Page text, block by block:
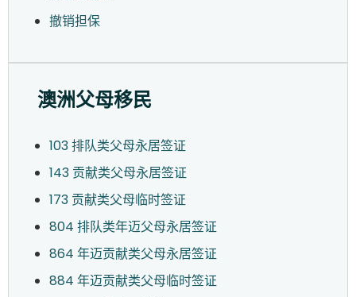
撤销担保
澳洲父母移民
103 排队类父母永居签证
143 贡献类父母永居签证
173 贡献类父母临时签证
804 排队类年迈父母永居签证
864 年迈贡献类父母永居签证
884 年迈贡献类父母临时签证